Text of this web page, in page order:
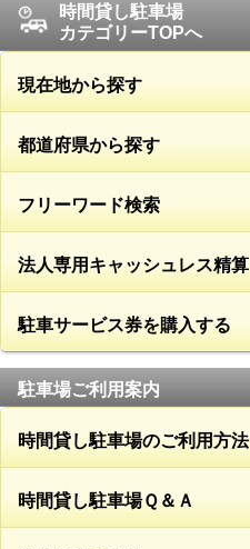
時間貸し駐車場
カテゴリーTOPへ
現在地から探す
都道府県から探す
フリーワード検索
法人専用キャッシュレス精算
駐車サービス券を購入する
駐車場ご利用案内
時間貸し駐車場のご利用方法
時間貸し駐車場Ｑ＆Ａ